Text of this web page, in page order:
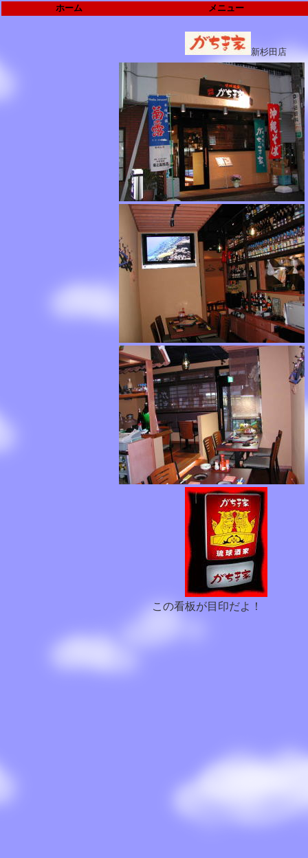
ホーム メニュー
新杉田店
この看板が目印だよ！